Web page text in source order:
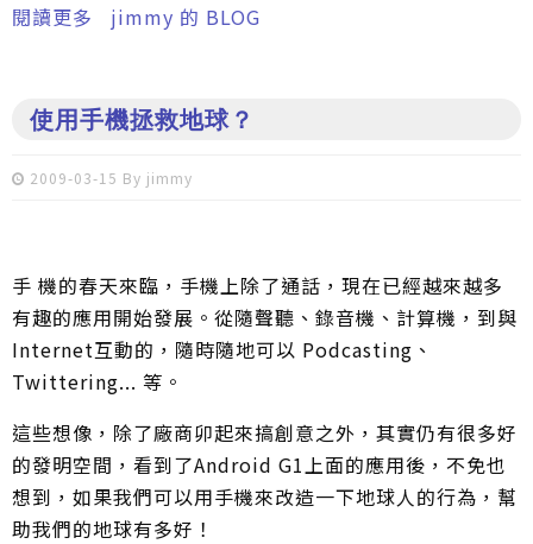
閱讀更多 關於Android程式設計起步走課程開辦！
jimmy 的 BLOG
使用手機拯救地球？
2009-03-15 By jimmy
手 機的春天來臨，手機上除了通話，現在已經越來越多
有趣的應用開始發展。從隨聲聽、錄音機、計算機，到與
Internet互動的，隨時隨地可以 Podcasting、
Twittering... 等。
這些想像，除了廠商卯起來搞創意之外，其實仍有很多好
的發明空間，看到了Android G1上面的應用後，不免也
想到，如果我們可以用手機來改造一下地球人的行為，幫
助我們的地球有多好！